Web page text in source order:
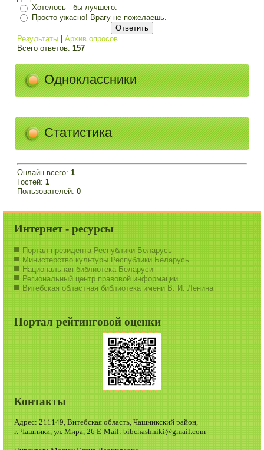
Хотелось - бы лучшего.
Просто ужасно! Врагу не пожелаешь.
Результаты |Архив опросов
Всего ответов:157
Одноклассники
Статистика
Онлайн всего:1
Гостей:1
Пользователей:0
Интернет - ресурсы
Портал президента Республики Беларусь
Министерство культуры Республики Беларусь
Национальная библиотека Беларуси
Региональный центр правовой информации
Витебская областная библиотека имени В. И. Ленина
Портал рейтинговой оценки
Контакты
Адрес: 211149, Витебская область, Чашникский район,
г. Чашники, ул. Мира, 26 E-Mail: bibchashniki@gmail.com